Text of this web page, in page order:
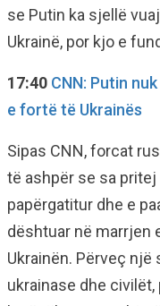
se Putin ka sjellë
Ukrainë, por kjo e
17:40 CNN: Putin
e fortë të Ukrainës
Sipas CNN, forcat
të ashpër se sa
papërgatitur dhe e
dështuar në marrjen
Ukrainën. Përveç
ukrainase dhe